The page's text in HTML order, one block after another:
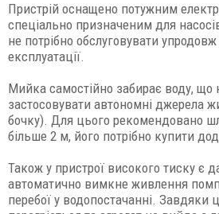
Пристрій оснащено потужним
спеціально призначеним для
не потрібно обслуговувати упродовж
експлуатації.
Мийка самостійно забирає воду, що
застосовувати автономні джерела
бочку). Для цього рекомендовано
більше 2 м, його потрібно купити
Також у пристрої високого тиску є
автоматично вимкне живлення
перебої у водопостачанні. Завдяки